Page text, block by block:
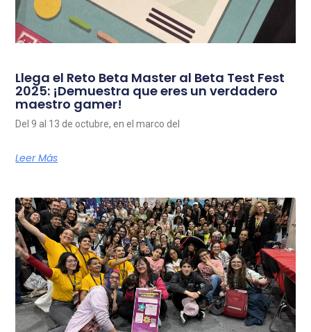
Llega el Reto Beta Master al Beta Test Fest
2025: ¡Demuestra que eres un verdadero
maestro gamer!
Del 9 al 13 de octubre, en el marco del
Leer Más